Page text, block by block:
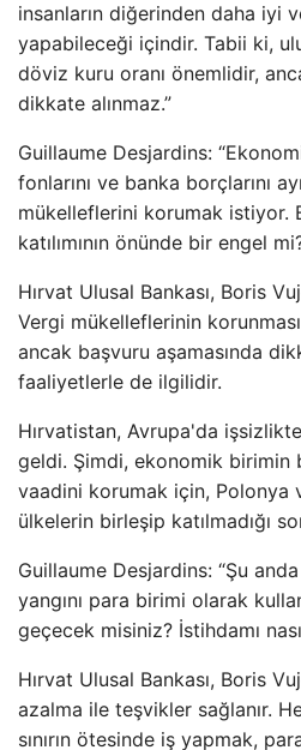
insanların diğerinden daha iyi
yapabileceği içindir. Tabii ki,
döviz kuru oranı önemlidir,
dikkate alınmaz.”
Guillaume Desjardins:
fonlarını ve banka borçlarını
mükelleflerini korumak istiyor.
katılımının önünde bir engel
Hırvat Ulusal Bankası, Boris
Vergi mükelleflerinin
ancak başvuru aşamasında
faaliyetlerle de ilgilidir.
Hırvatistan, Avrupa'da
geldi. Şimdi, ekonomik birimin
vaadini korumak için, Polonya
ülkelerin birleşip katılmadığı
Guillaume Desjardins: “Şu
yangını para birimi olarak
geçecek misiniz? İstihdamı
Hırvat Ulusal Bankası, Boris
azalma ile teşvikler sağlanır.
sınırın ötesinde iş yapmak,